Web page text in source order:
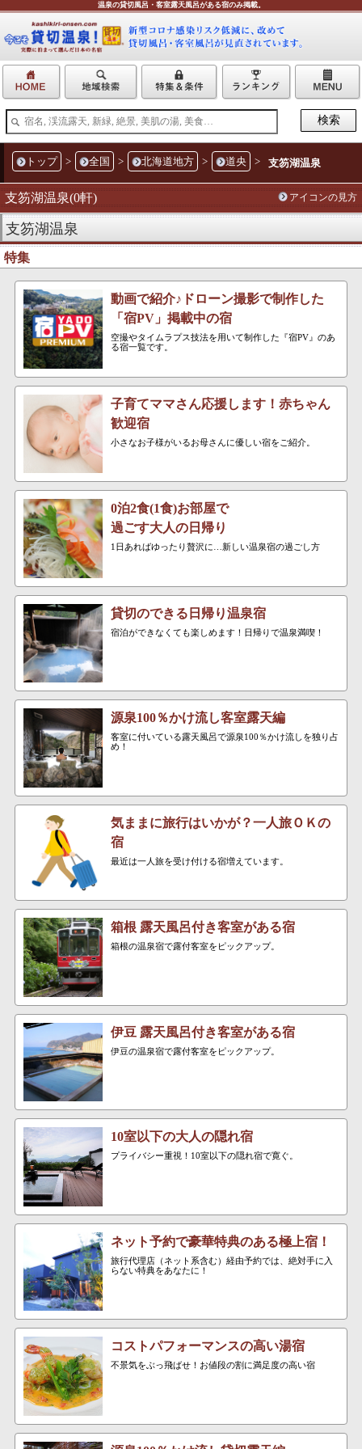
温泉の貸切風呂・客室露天風呂がある宿のみ掲載。
トップ > 全国 > 北海道地方 > 道央 > 支笏湖温泉
支笏湖温泉(0軒) アイコンの見方
支笏湖温泉
特集
動画で紹介♪ドローン撮影で制作した
「宿PV」掲載中の宿
空撮やタイムラプス技法を用いて制作した『宿PV』のあ
る宿一覧です。
子育てママさん応援します！赤ちゃん
歓迎宿
小さなお子様がいるお母さんに優しい宿をご紹介。
0泊2食(1食)お部屋で
過ごす大人の日帰り
1日あればゆったり贅沢に…新しい温泉宿の過ごし方
貸切のできる日帰り温泉宿
宿泊ができなくても楽しめます！日帰りで温泉満喫！
源泉100％かけ流し客室露天編
客室に付いている露天風呂で源泉100％かけ流しを独り占
め！
気ままに旅行はいかが？一人旅ＯＫの
宿
最近は一人旅を受け付ける宿増えています。
箱根 露天風呂付き客室がある宿
箱根の温泉宿で露付客室をピックアップ。
伊豆 露天風呂付き客室がある宿
伊豆の温泉宿で露付客室をピックアップ。
10室以下の大人の隠れ宿
プライバシー重視！10室以下の隠れ宿で寛ぐ。
ネット予約で豪華特典のある極上宿！
旅行代理店（ネット系含む）経由予約では、絶対手に入
らない特典をあなたに！
コストパフォーマンスの高い湯宿
不景気をぶっ飛ばせ！お値段の割に満足度の高い宿